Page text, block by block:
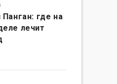
Панган: где на
лечит